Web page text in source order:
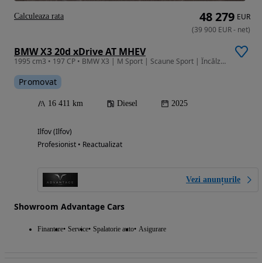
BMW X3 20d xDrive AT MHEV
1995 cm3 • 197 CP • BMW X3 | M Sport | Scaune Sport | Încălzire staționară | Harman Kardon
Promovat
16 411 km Diesel 2025
Ilfov (Ilfov)
Profesionist • Reactualizat
Vezi anunțurile
Showroom Advantage Cars
Finantare Service Spalatorie auto Asigurare
48 279 EUR
(39 900 EUR- net)
Calculeaza rata